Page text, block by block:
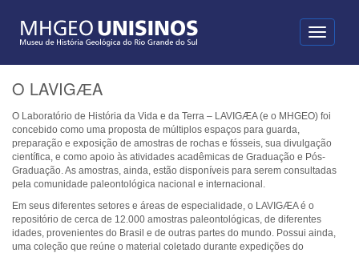
Toggle
O LAVIGӔA
O Laboratório de História da Vida e da Terra – LAVIGӔA (e o MHGEO) foi
concebido como uma proposta de múltiplos espaços para guarda,
preparação e exposição de amostras de rochas e fósseis, sua divulgação
científica, e como apoio às atividades acadêmicas de Graduação e Pós-
Graduação. As amostras, ainda, estão disponíveis para serem consultadas
pela comunidade paleontológica nacional e internacional.
Em seus diferentes setores e áreas de especialidade, o LAVIGӔA é o
repositório de cerca de 12.000 amostras paleontológicas, de diferentes
idades, provenientes do Brasil e de outras partes do mundo. Possui ainda,
uma coleção que reúne o material coletado durante expedições do